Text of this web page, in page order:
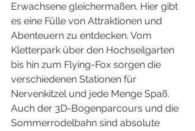
Erwachsene gleichermaßen. Hier gibt
es eine Fülle von Attraktionen und
Abenteuern zu entdecken. Vom
Kletterpark über den Hochseilgarten
bis hin zum Flying-Fox sorgen die
verschiedenen Stationen für
Nervenkitzel und jede Menge Spaß.
Auch der 3D-Bogenparcours und die
Sommerrodelbahn sind absolute